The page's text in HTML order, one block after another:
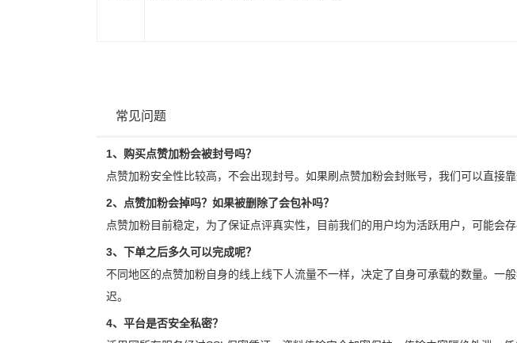
常见问题
1、购买点赞加粉会被封号吗？
点赞加粉安全性比较高，不会出现封号。如果刷点赞加粉会封账号，我们可以直接靠
2、点赞加粉会掉吗？如果被删除了会包补吗？
点赞加粉目前稳定，为了保证点评真实性，目前我们的用户均为活跃用户，可能会
3、下单之后多久可以完成呢？
不同地区的点赞加粉自身的线上线下人流量不一样，决定了自身可承载的数量。一
迟。
4、平台是否安全私密？